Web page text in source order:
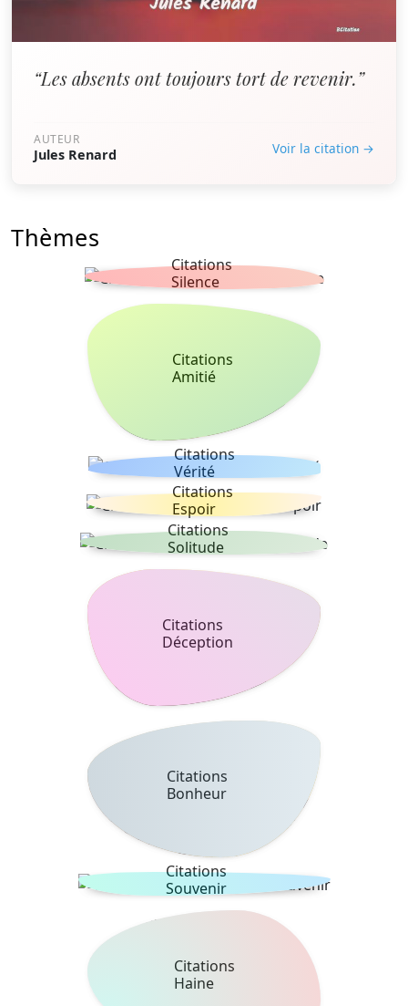
“Les absents ont toujours tort de revenir.”
AUTEUR
Jules Renard Voir la citation →
Thèmes
Citations
Silence
Citations
Amitié
Citations
Vérité
Citations
Espoir
Citations
Solitude
Citations
Déception
Citations
Bonheur
Citations
Souvenir
Citations
Haine